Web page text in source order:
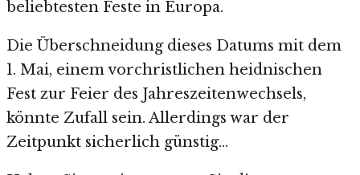
beliebtesten Feste in Europa.
Die Überschneidung dieses Datums mit dem
1. Mai, einem vorchristlichen heidnischen
Fest zur Feier des Jahreszeitenwechsels,
könnte Zufall sein. Allerdings war der
Zeitpunkt sicherlich günstig…